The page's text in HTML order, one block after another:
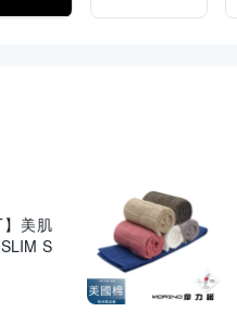
】美肌
S
衛浴